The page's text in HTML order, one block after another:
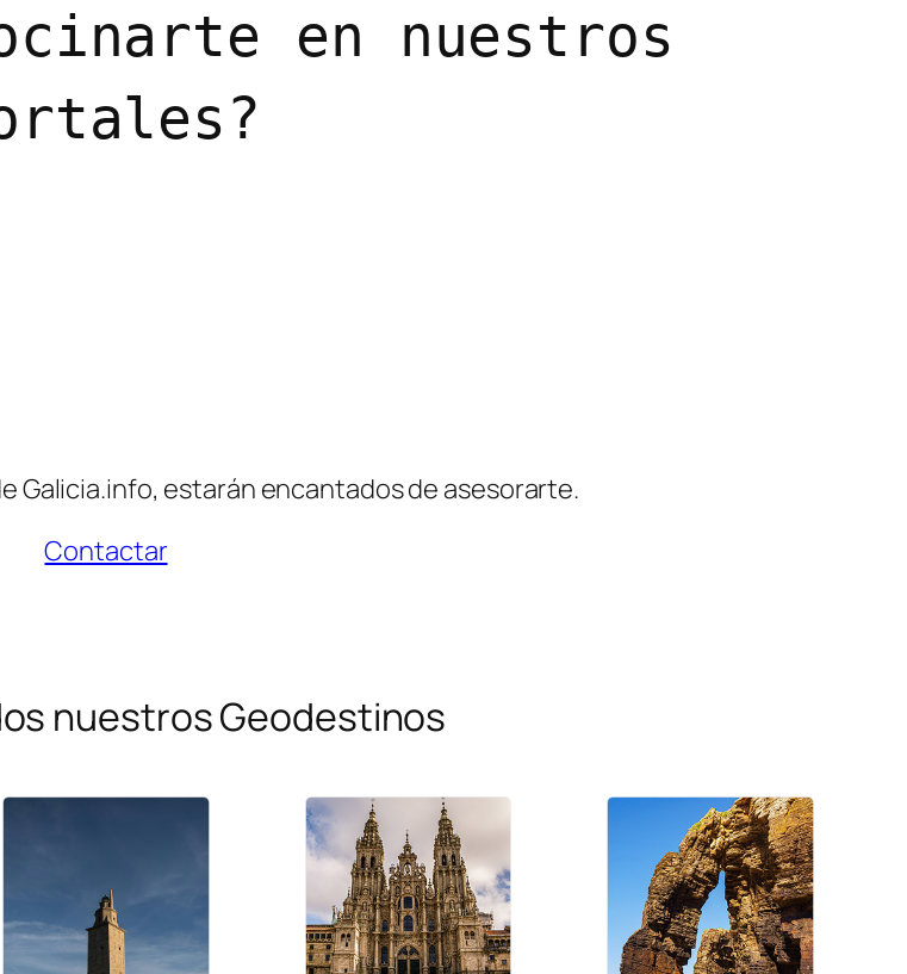
en nuestros
Galicia.info, estarán encantados de asesorarte.
Contactar
nuestros Geodestinos